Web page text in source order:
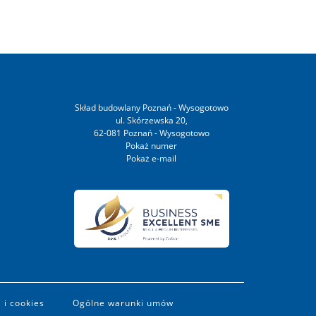
Skład budowlany Poznań - Wysogotowo
ul. Skórzewska 20,
62-081 Poznań - Wysogotowo
i cookies Ogólne warunki umów